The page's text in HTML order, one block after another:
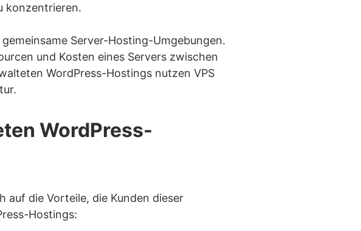
und Shared Hosting?
aus?
konzentrieren.
Server-Hosting-Umgebungen.
und Kosten eines Servers zwischen
WordPress-Hostings nutzen VPS
WordPress-
auf die Vorteile, die Kunden dieser
Hostings: